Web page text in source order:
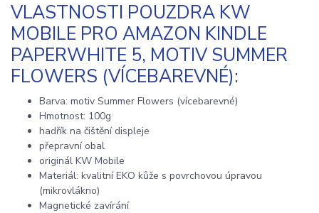
VLASTNOSTI POUZDRA KW
MOBILE PRO AMAZON KINDLE
PAPERWHITE 5, MOTIV SUMMER
FLOWERS (VÍCEBAREVNÉ):
Barva: motiv Summer Flowers (vícebarevné)
Hmotnost: 100g
hadřík na čištění displeje
přepravní obal
originál KW Mobile
Materiál: kvalitní EKO kůže s povrchovou úpravou
(mikrovlákno)
Magnetické zavírání